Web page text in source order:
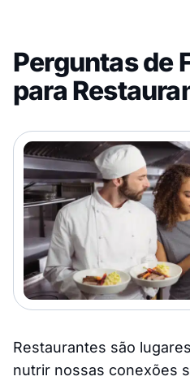
Perguntas de
para
Restaurantes são
nutrir nossas conexões